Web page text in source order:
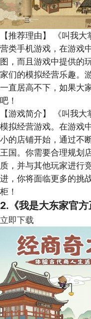
【推荐理由】
《叫我
营类手机游戏，在游戏
图，而且游戏中提供的
家们的模拟经营乐趣。
一直居高不下，如果大
吧！
【游戏简介】
《叫我
模拟经营游戏。在游戏
小的店铺开始，通过不
王国。你需要合理规划
质，并与其他玩家进行
进，你将面临更多的挑
柜！
2.《我是大东家官方
立即下载